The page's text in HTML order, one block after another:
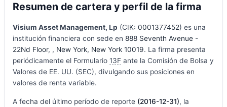
Resumen de cartera y perfil de la firma
Visium Asset Management, Lp (CIK: 0001377452) es una
institución financiera con sede en 888 Seventh Avenue -
22Nd Floor, , New York, New York 10019. La firma presenta
periódicamente el Formulario 13Fante la Comisión de Bolsa y
Valores de EE. UU. (SEC), divulgando sus posiciones en
valores de renta variable.
A fecha del último período de reporte (2016-12-31), la